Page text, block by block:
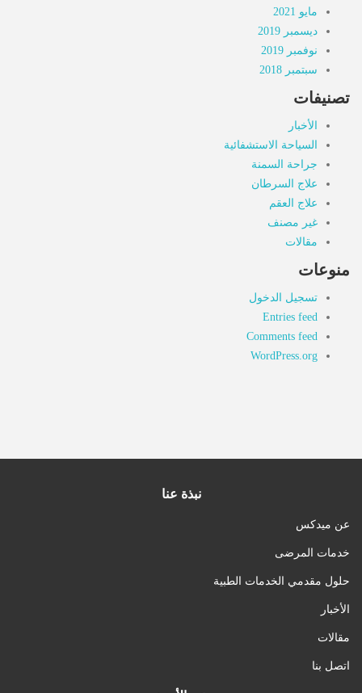
مايو 2021
ديسمبر 2019
نوفمبر 2019
سبتمبر 2018
تصنيفات
الأخبار
السياحة الاستشفائية
جراحة السمنة
علاج السرطان
علاج العقم
غير مصنف
مقالات
منوعات
تسجيل الدخول
Entries feed
Comments feed
WordPress.org
نبذة عنا
عن ميدكس
خدمات المرضى
حلول مقدمي الخدمات الطبية
الأخبار
مقالات
اتصل بنا